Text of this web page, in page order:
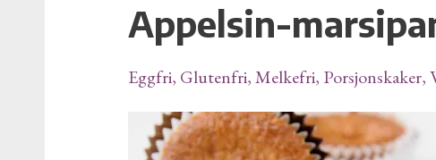
Appelsin-
Eggfri, Glutenfri,Melkefri, Porsjonskaker,
Appelsin-
marsipan
muffins